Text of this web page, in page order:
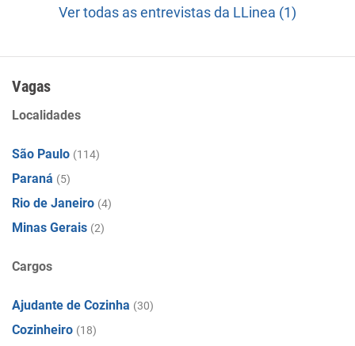
Ver todas as entrevistas da LLinea (1)
Vagas
Localidades
São Paulo (114)
Paraná (5)
Rio de Janeiro (4)
Minas Gerais (2)
Cargos
Ajudante de Cozinha (30)
Cozinheiro (18)